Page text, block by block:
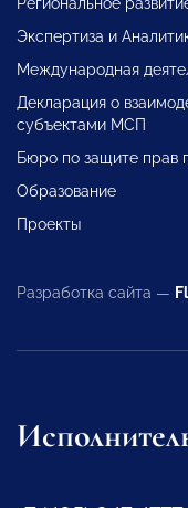
Региональное
Экспертиза и
Международная
Декларация о
субъектами МСП
Бюро по защите прав
Образование
Проекты
Разработка сайта —